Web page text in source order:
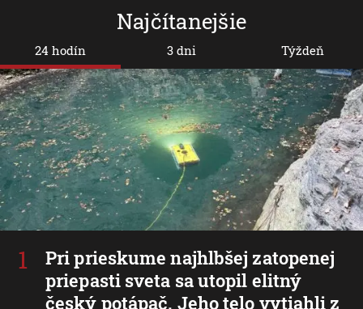
Najčítanejšie
24 hodín
Pri prieskume najhlbšej zatopenej
priepasti sveta sa utopil elitný
český potápač. Jeho telo vytiahli z
3 dni Týždeň